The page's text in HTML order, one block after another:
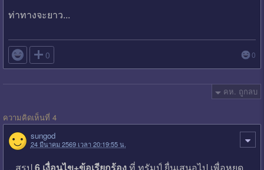
ท่าทางจะยาว...
 0 0
คห. ถูกลบ
ความคิดเห็นที่ 4
sungod
24 มีนาคม 2569 เวลา 20:19:55 น.